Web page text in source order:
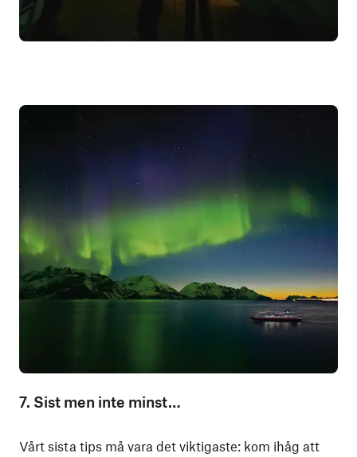
7. Sist men inte minst…
Vårt sista tips må vara det viktigaste: kom ihåg att